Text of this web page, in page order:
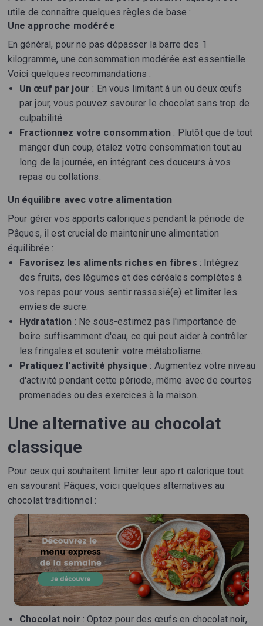
utile de connaître quelques règles de base :
Une approche modérée
En général, pour ne pas dépasser la barre des 1
kilogramme, une consommation modérée est essentielle.
Voici quelques recommandations :
Un œuf par jour : En vous limitant à un ou deux œufs
par jour, vous pouvez savourer le chocolat sans trop de
culpabilité.
Fractionnez votre consommation : Plutôt que de tout
manger d'un coup, étalez votre consommation tout au
long de la journée, en intégrant ces douceurs à vos
repas ou collations.
Un équilibre avec votre alimentation
Pour gérer vos apports caloriques pendant la période de
Pâques, il est crucial de maintenir une alimentation
équilibrée :
Favorisez les aliments riches en fibres : Intégrez
des fruits, des légumes et des céréales complètes à
vos repas pour vous sentir rassasié(e) et limiter les
envies de sucre.
Hydratation : Ne sous-estimez pas l'importance de
boire suffisamment d'eau, ce qui peut aider à contrôler
les fringales et soutenir votre métabolisme.
Pratiquez l'activité physique : Augmentez votre niveau
d'activité pendant cette période, même avec de courtes
promenades ou des exercices à la maison.
Une alternative au chocolat
classique
Pour ceux qui souhaitent limiter leur apo rt calorique tout
en savourant Pâques, voici quelques alternatives au
chocolat traditionnel :
Chocolat noir : Optez pour des œufs en chocolat noir,